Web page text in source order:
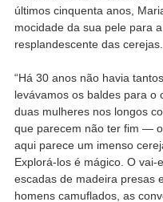
últimos cinquenta anos,
mocidade da sua pele para
resplandescente das
“Há 30 anos não havia
levávamos os baldes para o
duas mulheres nos longos
que parecem não ter fim —
aqui parece um imenso
Explorá-los é mágico. O
escadas de madeira presas
homens camuflados, as